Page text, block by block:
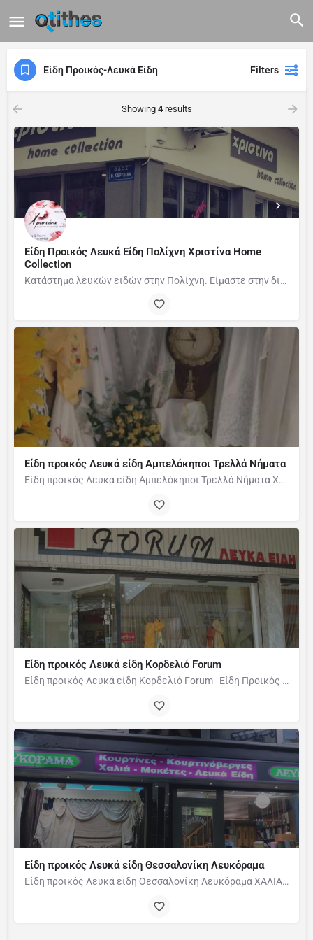
Είδη Προικός-Λευκά Είδη Filters
Showing 4results
Είδη Προικός Λευκά Είδη Πολίχνη Χριστίνα Home
Collection
Κατάστημα λευκών ειδών στην Πολίχνη. Είμαστε στην διάθεση σας να προτείνουμε αυτό που σας…
Είδη προικός Λευκά είδη Αμπελόκηποι Τρελλά Νήματα
Είδη προικός Λευκά είδη Αμπελόκηποι Τρελλά Νήματα ΧΕΙΡΟΠΟΙΗΤΑ ΚΕΝΤΙΜΑΤΑ - ΠΛΕΚΤΑ ΚΟΦΤΑ - ΑΖΟΥΡ
Είδη προικός Λευκά είδη Κορδελιό Forum
Είδη προικός Λευκά είδη Κορδελιό Forum Είδη Προικός - Λευκά Είδη Forum Ελευθέριο Κορδελιό,…
Είδη προικός Λευκά είδη Θεσσαλονίκη Λευκόραμα
Είδη προικός Λευκά είδη Θεσσαλονίκη Λευκόραμα ΧΑΛΙΑ ΕΙΔΗ ΜΠΑΝΙΟΥ ΥΦΑΣΜΑΤΑ ΕΠΙΠΛΩΣΕΩΝ ΕΙΔΗ ΣΚΙΑΣΗΣ